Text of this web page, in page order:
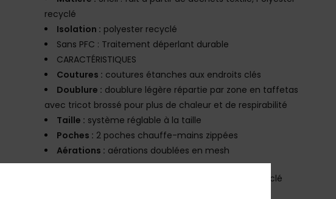
recyclé
Isolation : polyester recyclé
Sans PFC : Traitement déperlant durable
CARACTÉRISTIQUES
Coutures : coutures étanches aux endroits clés
Doublure : doublure légère répartie par zone en taffetas
avec tricot brossé pour plus de chaleur et de respirabilité
Taille : système réglable à la taille
Poches : 2 poches chauffe-mains zippées
Aérations : aérations doublées en mesh
[Matière principale] 100% Polyester Recyclé